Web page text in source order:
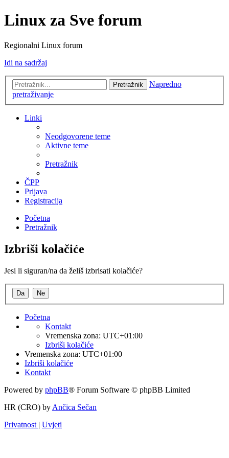
Linux za Sve forum
Regionalni Linux forum
Idi na sadržaj
Pretražnik
Napredno
pretraživanje
Linki
Neodgovorene teme
Aktivne teme
Pretražnik
ČPP
Prijava
Registracija
Početna
Pretražnik
Izbriši kolačiće
Jesi li siguran/na da želiš izbrisati kolačiće?
Početna
Kontakt
Vremenska zona: UTC+01:00
Izbriši kolačiće
Vremenska zona: UTC+01:00
Izbriši kolačiće
Kontakt
Powered by phpBB® Forum Software © phpBB Limited
HR (CRO) by Ančica Sečan
Privatnost | Uvjeti